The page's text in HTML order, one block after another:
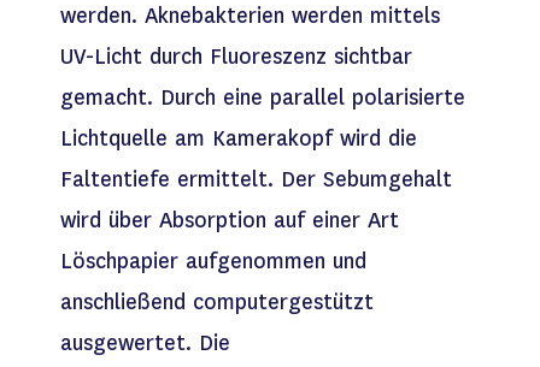
werden. Aknebakterien werden mittels
UV-Licht durch Fluoreszenz sichtbar
gemacht. Durch eine parallel polarisierte
Lichtquelle am Kamerakopf wird die
Faltentiefe ermittelt. Der Sebumgehalt
wird über Absorption auf einer Art
Löschpapier aufgenommen und
anschließend computergestützt
ausgewertet. Die